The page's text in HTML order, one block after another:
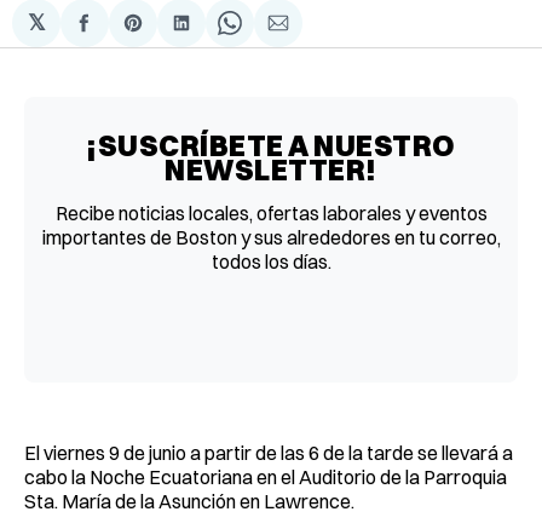
𝕏
Compartir
en
Share
on
Compartir
en
Share
on
Compartir
via
¡SUSCRÍBETE A NUESTRO
NEWSLETTER!
Recibe noticias locales, ofertas laborales y eventos
importantes de Boston y sus alrededores en tu correo,
todos los días.
El viernes 9 de junio a partir de las 6 de la tarde se llevará a
cabo la Noche Ecuatoriana en el Auditorio de la Parroquia
Sta. María de la Asunción en Lawrence.